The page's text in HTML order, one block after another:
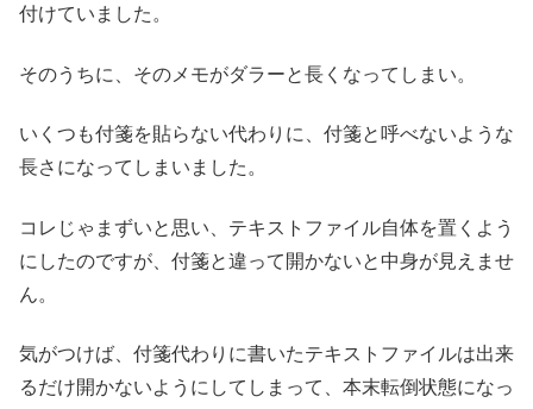
付けていました。
そのうちに、そのメモがダラーと長くなってしまい。
いくつも付箋を貼らない代わりに、付箋と呼べないような
長さになってしまいました。
コレじゃまずいと思い、テキストファイル自体を置くよう
にしたのですが、付箋と違って開かないと中身が見えませ
ん。
気がつけば、付箋代わりに書いたテキストファイルは出来
るだけ開かないようにしてしまって、本末転倒状態になっ